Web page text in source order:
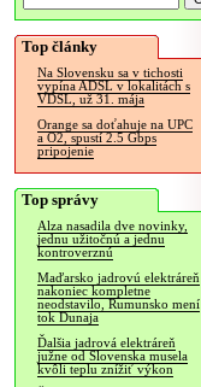
Top články
Na Slovensku sa v tichosti
vypína ADSL v lokalitách s
VDSL, už 31. mája
Orange sa doťahuje na UPC
a O2, spustí 2.5 Gbps
pripojenie
Top správy
Alza nasadila dve novinky,
jednu užitočnú a jednu
kontroverznú
Maďarsko jadrovú elektráreň
nakoniec kompletne
neodstavilo, Rumunsko mení
tok Dunaja
Ďalšia jadrová elektráreň
južne od Slovenska musela
kvôli teplu znížiť výkon